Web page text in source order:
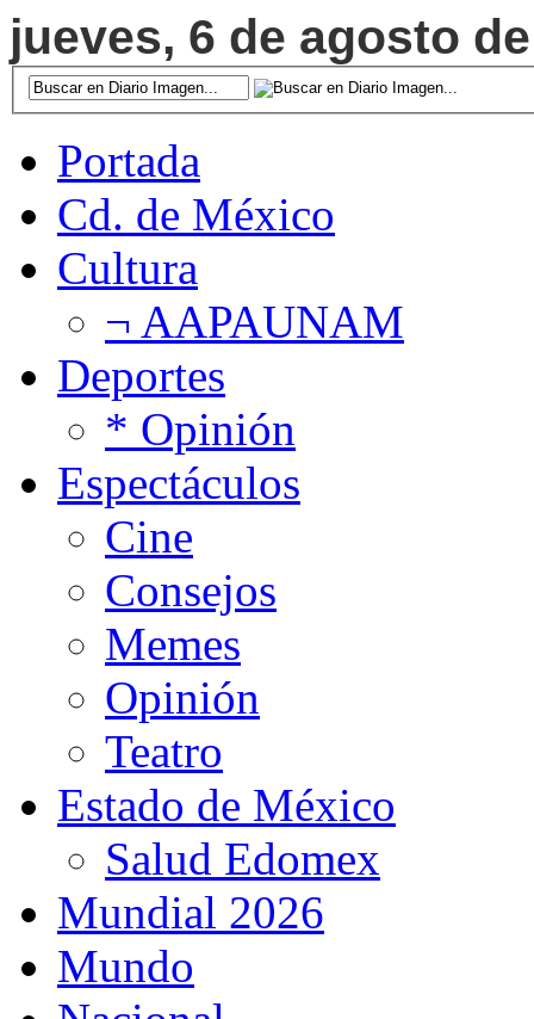
jueves, 6 de agosto
Portada
Cd. de México
Cultura
¬ AAPAUNAM
Deportes
* Opinión
Espectáculos
Cine
Consejos
Memes
Opinión
Teatro
Estado de México
Salud Edomex
Mundial 2026
Mundo